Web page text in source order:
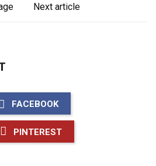
Next article
FACEBOOK
PINTEREST